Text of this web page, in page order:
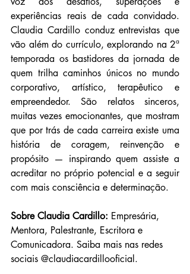
experiências reais de cada convidado.
Claudia Cardillo conduz entrevistas que
vão além do currículo, explorando na 2ª
temporada os bastidores da jornada de
quem trilha caminhos únicos no mundo
corporativo, artístico, terapêutico e
empreendedor. São relatos sinceros,
muitas vezes emocionantes, que mostram
que por trás de cada carreira existe uma
história de coragem, reinvenção e
propósito — inspirando quem assiste a
acreditar no próprio potencial e a seguir
com mais consciência e determinação.
Sobre Claudia Cardillo: Empresária,
Mentora, Palestrante, Escritora e
Comunicadora. Saiba mais nas redes
sociais @claudiacardillooficial.